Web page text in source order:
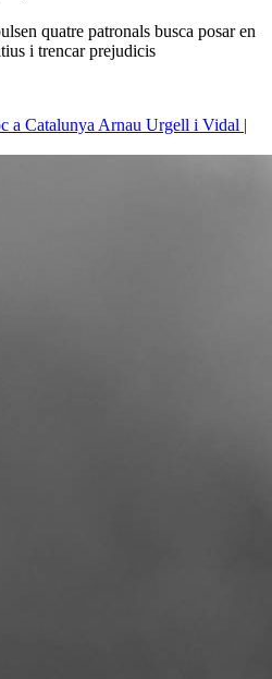
quatre patronals busca posar en
i trencar prejudicis
a Catalunya Arnau Urgell i Vidal |